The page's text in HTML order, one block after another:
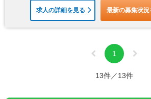
求人の詳細を見る 最新の募集状
1
13件／13件